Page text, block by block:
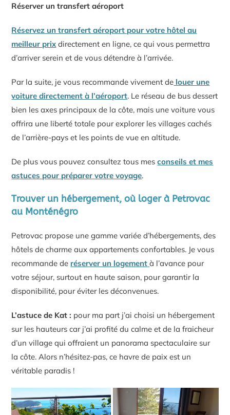
Réserver un transfert aéroport
Réservez un transfert aéroport pour votre hôtel au
meilleur prix directement en ligne, ce qui vous permettra
d’arriver serein et de vous détendre à l’arrivée.
Par la suite, je vous recommande vivement de louer une
voiture directement à l’aéroport. Le réseau de bus dessert
bien les axes principaux de la côte, mais une voiture vous
offrira une liberté totale pour explorer les villages cachés
de l’arrière-pays et les points de vue en altitude.
De plus vous pouvez consultez tous mesconseils et mes
astuces pour préparer votre voyage.
Trouver un hébergement, où loger à Petrovac
au Monténégro
Petrovac propose une gamme variée d’hébergements, des
hôtels de charme aux appartements confortables. Je vous
recommande de réserver un logement à l’avance pour
votre séjour, surtout en haute saison, pour garantir la
disponibilité, pour éviter les déconvenues.
L’astuce de Kat : pour ma part j’ai choisi un hébergement
sur les hauteurs car j’ai profité du calme et de la fraicheur
d’un village qui offraient un panorama spectaculaire sur
la côte. Alors n’hésitez-pas, ce havre de paix est un
véritable paradis !